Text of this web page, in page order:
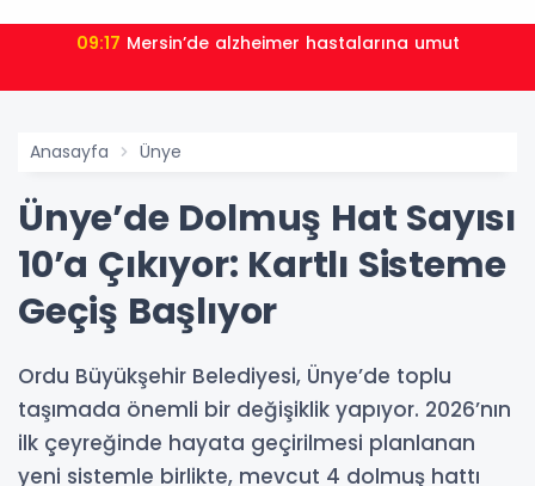
09:17 Mersin’de alzheimer hastalarına umut
Anasayfa Ünye
Ünye’de Dolmuş Hat Sayısı
10’a Çıkıyor: Kartlı Sisteme
Geçiş Başlıyor
Ordu Büyükşehir Belediyesi, Ünye’de toplu
taşımada önemli bir değişiklik yapıyor. 2026’nın
ilk çeyreğinde hayata geçirilmesi planlanan
yeni sistemle birlikte, mevcut 4 dolmuş hattı